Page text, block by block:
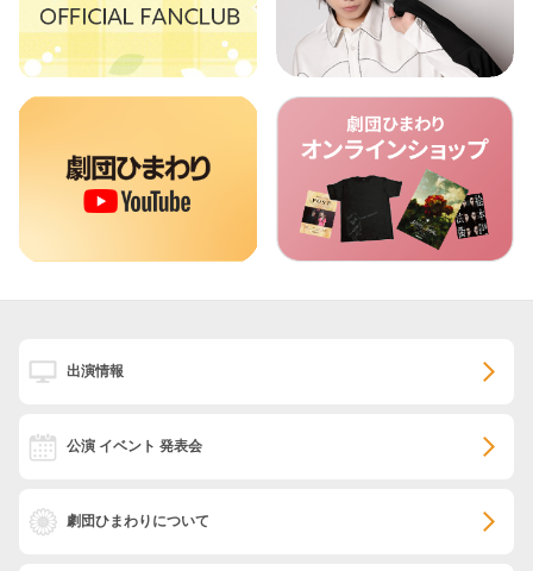
出演情報
公演 イベント 発表会
劇団ひまわりについて